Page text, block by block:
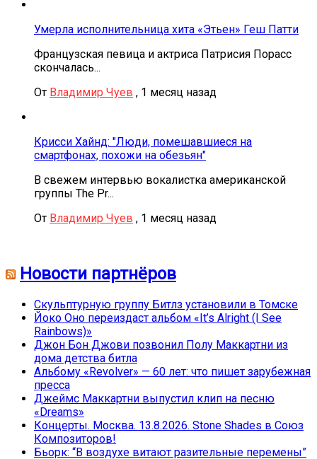
Умерла исполнительница хита «Этьен» Геш Патти
Французская певица и актриса Патрисия Порасс
скончалась...
От Владимир Чуев , 1 месяц назад
Крисси Хайнд: "Люди, помешавшиеся на
смартфонах, похожи на обезьян"
В свежем интервью вокалистка американской
группы The Pr...
От Владимир Чуев , 1 месяц назад
Новости партнёров
Скульптурную группу Битлз установили в Томске
Йоко Оно переиздаст альбом «It’s Alright (I See
Rainbows)»
Джон Бон Джови позвонил Полу Маккартни из
дома детства битла
Альбому «Revolver» — 60 лет: что пишет зарубежная
пресса
Джеймс Маккартни выпустил клип на песню
«Dreams»
Концерты. Москва. 13.8.2026. Stone Shades в Союз
Композиторов!
Бьорк: “В воздухе витают разительные перемены”